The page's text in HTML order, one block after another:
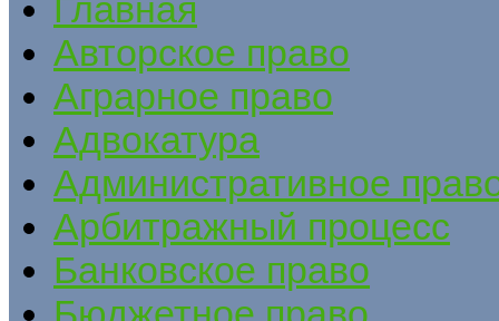
Главная
Авторское право
Аграрное право
Адвокатура
Административное
Арбитражный процесс
Банковское право